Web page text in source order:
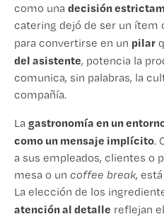
como una decisión
catering dejó de ser un ítem
para convertirse en un pilar
del asistente, potencia la
comunica, sin palabras, la
compañía.
La gastronomía en un
como un mensaje implícito.
a sus empleados, clientes o
mesa o un coffee break,
La elección de los
atención al detalle reflejan